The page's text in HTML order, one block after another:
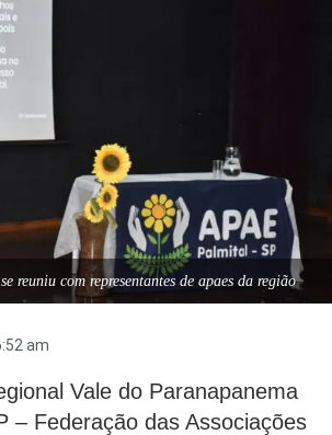
reuniu com representantes de apaes da região
am
Vale do Paranapanema
– Federação das Associações